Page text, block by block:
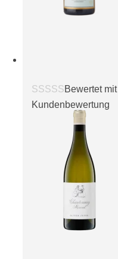
Bewertet mit
Kundenbewertung